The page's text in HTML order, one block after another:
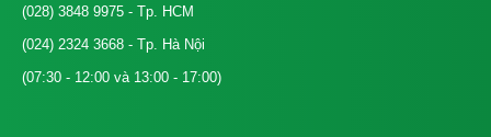
(028) 3848 9975 - Tp. HCM
(024) 2324 3668 - Tp. Hà Nội
(07:30 - 12:00 và 13:00 - 17:00)